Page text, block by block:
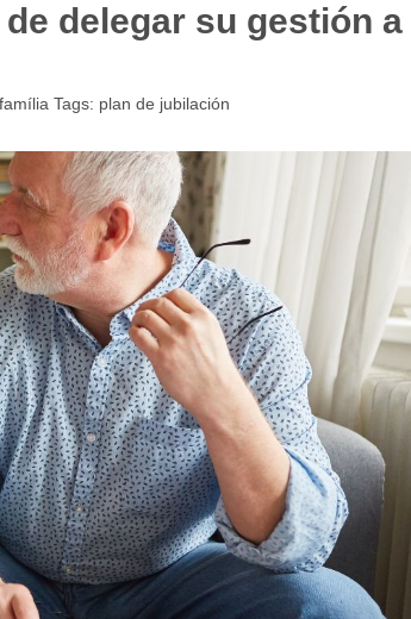
delegar su gestión a
família Tags: plan de jubilación